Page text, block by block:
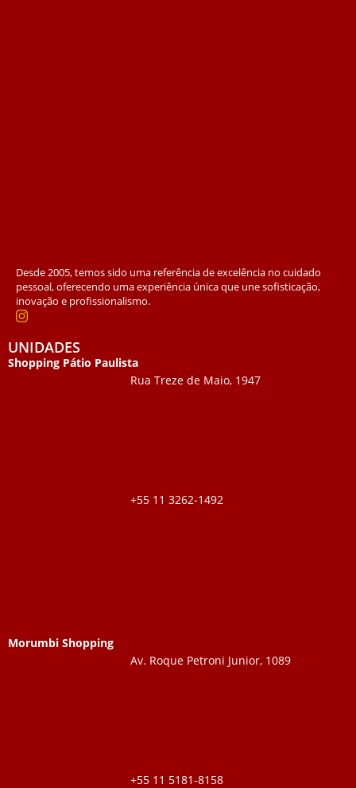
Desde 2005, temos sido uma referência de excelência no cuidado
pessoal, oferecendo uma experiência única que une sofisticação,
inovação e profissionalismo.
UNIDADES
Shopping Pátio Paulista
Rua Treze de Maio, 1947
+55 11 3262-1492
Morumbi Shopping
Av. Roque Petroni Junior, 1089
+55 11 5181-8158